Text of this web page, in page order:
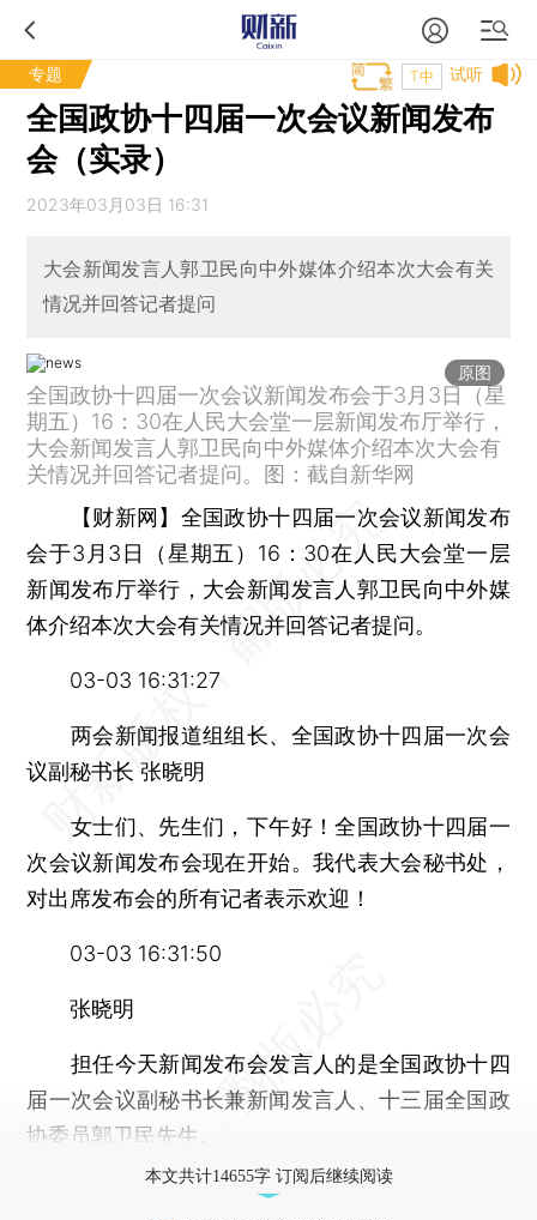
专题 试听
T中
全国政协十四届一次会议新闻发布
会（实录）
2023年03月03日 16:31
大会新闻发言人郭卫民向中外媒体介绍本次大会有关
情况并回答记者提问
原图
全国政协十四届一次会议新闻发布会于3月3日（星
期五）16：30在人民大会堂一层新闻发布厅举行，
大会新闻发言人郭卫民向中外媒体介绍本次大会有
关情况并回答记者提问。图：截自新华网
【财新网】 全国政协十四届一次会议新闻发布
会于3月3日（星期五）16：30在人民大会堂一层
新闻发布厅举行，大会新闻发言人郭卫民向中外媒
体介绍本次大会有关情况并回答记者提问。
03-03 16:31:27
两会新闻报道组组长、全国政协十四届一次会
议副秘书长 张晓明
女士们、先生们，下午好！全国政协十四届一
次会议新闻发布会现在开始。我代表大会秘书处，
对出席发布会的所有记者表示欢迎！
03-03 16:31:50
张晓明
担任今天新闻发布会发言人的是全国政协十四
届一次会议副秘书长兼新闻发言人、十三届全国政
协委员郭卫民先生。
本文共计14655字 订阅后继续阅读